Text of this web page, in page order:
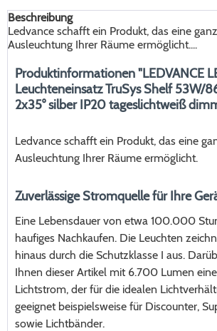
Beschreibung
Ledvance schafft ein Produkt, das eine
Ausleuchtung Ihrer Räume ermöglicht....
Produktinformationen "LEDVANCE
Leuchteneinsatz TruSys Shelf 53W/
2x35° silber IP20 tageslichtweiß
Ledvance schafft ein Produkt, das eine
Ausleuchtung Ihrer Räume ermöglicht.
Zuverlässige Stromquelle für Ihre
Eine Lebensdauer von etwa 100.000
haufiges Nachkaufen. Die Leuchten
hinaus durch die Schutzklasse I aus.
Ihnen dieser Artikel mit 6.700 Lumen
Lichtstrom, der für die idealen
geeignet beispielsweise für Discounter,
sowie Lichtbänder.